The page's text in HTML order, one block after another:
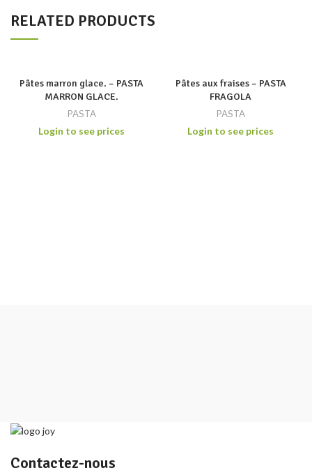
RELATED PRODUCTS
Pâtes marron glace. – PASTA
MARRON GLACE.
PASTA
Login to see prices
Pâtes aux fraises – PASTA
FRAGOLA
PASTA
Login to see prices
Contactez-nous